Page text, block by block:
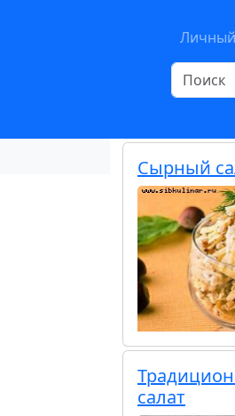
Dropdown
Сырный
салат